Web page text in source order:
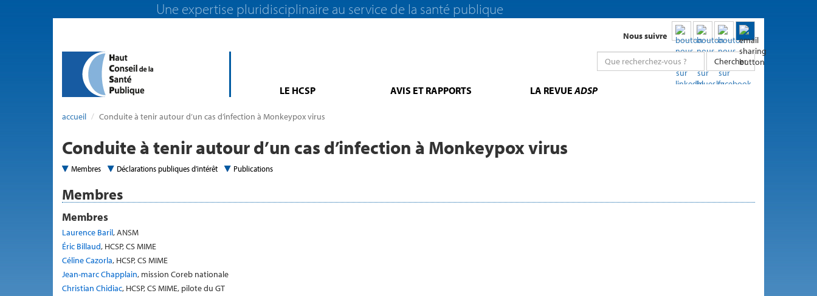
Une expertise pluridisciplinaire au service de la santé publique
Nous suivre
Chercher
LE HCSP AVIS ET RAPPORTS LA REVUEADSP
accueil Conduite à tenir autour d’un cas d’infection à Monkeypox virus
Conduite à tenir autour d’un cas d’infection à Monkeypox virus
Membres Déclarations publiques d’intérêt Publications
Membres
Membres
Laurence Baril, ANSM
Éric Billaud, HCSP, CS MIME
Céline Cazorla, HCSP, CS MIME
Jean-marc Chapplain, mission Coreb nationale
Christian Chidiac, HCSP, CS MIME, pilote du GT